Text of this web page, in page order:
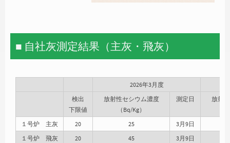
■ 自社灰測定結果（主灰・飛灰）
2026年3月度
検出
下限値
放射性セシウム濃度
（Bq/Kg）
測定日
放射
１号炉 主灰
20 25
3月9日
１号炉 飛灰
20 45
3月9日